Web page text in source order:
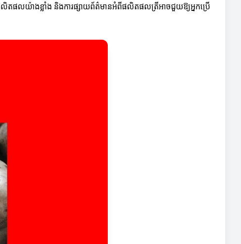
តផលយ៉ាងខ្លាំង និងការផ្សាយព័ត៌មានអំពីផលិតផលត្រីអាចជួយឱ្យអ្នកប្រើ